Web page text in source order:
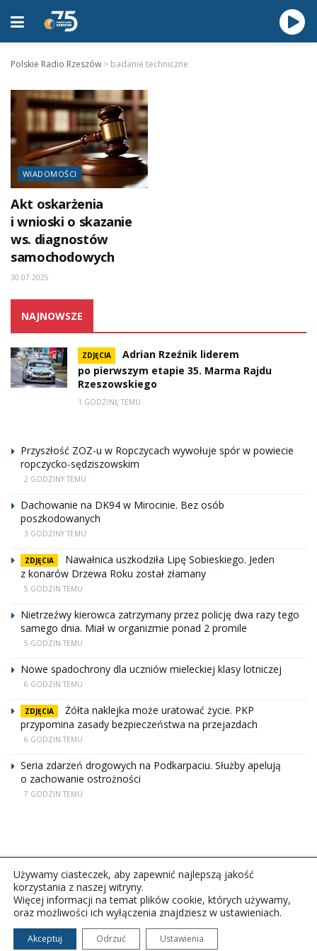
Polskie Radio Rzeszów > badanie techniczne
WIADOMOŚCI
Akt oskarżenia
i wnioski o skazanie
ws. diagnostów
samochodowych
30.07.2025
NAJNOWSZE
ZDJĘCIA
Adrian Rzeźnik liderem
po pierwszym etapie 35. Marma Rajdu
Rzeszowskiego
1 GODZINĘ TEMU
Przyszłość ZOZ-u w Ropczycach wywołuje spór w powiecie
ropczycko-sędziszowskim
2 GODZINY TEMU
Dachowanie na DK94 w Mirocinie. Bez osób
poszkodowanych
3 GODZINY TEMU
ZDJĘCIA
Nawałnica uszkodziła Lipę Sobieskiego. Jeden
z konarów Drzewa Roku został złamany
5 GODZIN TEMU
Nietrzeźwy kierowca zatrzymany przez policję dwa razy tego
samego dnia. Miał w organizmie ponad 2 promile
5 GODZIN TEMU
Nowe spadochrony dla uczniów mieleckiej klasy lotniczej
6 GODZIN TEMU
ZDJĘCIA
Żółta naklejka może uratować życie. PKP
przypomina zasady bezpieczeństwa na przejazdach
6 GODZIN TEMU
Seria zdarzeń drogowych na Podkarpaciu. Służby apelują
o zachowanie ostrożności
7 GODZIN TEMU
Copyright © 2026Polskie Radio Rzeszów S.A. w likwidacj.
Wszelkie prawa zastrzeżone.
Używamy ciasteczek, aby zapewnić najlepszą jakość
korzystania z naszej witryny.
Więcej informacji na temat plików cookie, których używamy,
oraz możliwości ich wyłączenia znajdziesz w ustawieniach.
Akceptuj Odrzuć Ustawienia